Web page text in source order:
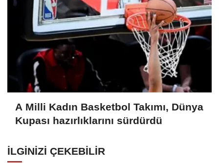
A Milli Kadın Basketbol Takımı, Dünya
Kupası hazırlıklarını sürdürdü
İLGINIZI ÇEKEBILIR